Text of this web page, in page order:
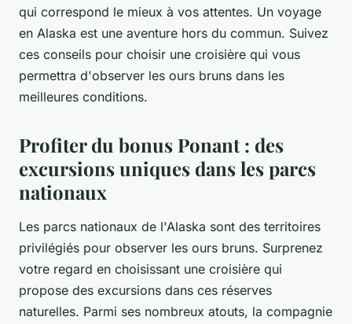
qui correspond le mieux à vos attentes. Un voyage
en Alaska est une aventure hors du commun. Suivez
ces conseils pour choisir une croisière qui vous
permettra d'observer les ours bruns dans les
meilleures conditions.
Profiter du bonus Ponant : des
excursions uniques dans les parcs
nationaux
Les parcs nationaux de l'Alaska sont des territoires
privilégiés pour observer les ours bruns. Surprenez
votre regard en choisissant une croisière qui
propose des excursions dans ces réserves
naturelles. Parmi ses nombreux atouts, la compagnie